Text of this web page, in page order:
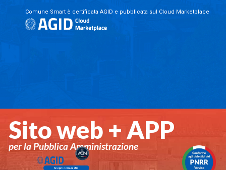
Comune Smart è certificata AGID e pubblicata sul Cloud Marketplace
per la Pubblica Amministrazione
Sito web + APP
Scopri i comuni attivi